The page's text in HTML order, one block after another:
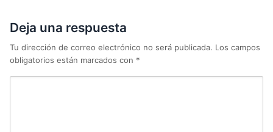
Deja una respuesta
Tu dirección de correo electrónico no será publicada. Los campos
obligatorios están marcados con *